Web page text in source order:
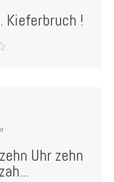
Kieferbruch !
Uhr zehn